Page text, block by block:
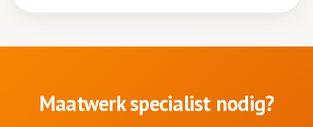
Maatwerk specialist nodig?